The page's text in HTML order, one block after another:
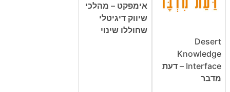
Desert
Knowledge
Interface – דעת
מדבר
אימפקט – מהלכי
שיווק דיגיטלי
שחוללו שינוי